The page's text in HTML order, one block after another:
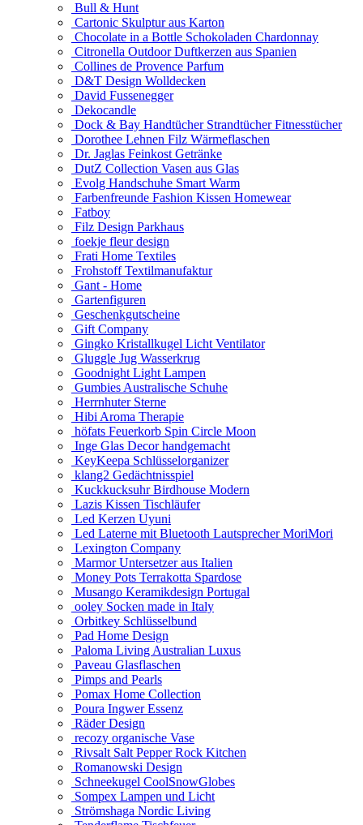
Bull & Hunt
Cartonic Skulptur aus Karton
Chocolate in a Bottle Schokoladen Chardonnay
Citronella Outdoor Duftkerzen aus Spanien
Collines de Provence Parfum
D&T Design Wolldecken
David Fussenegger
Dekocandle
Dock & Bay Handtücher Strandtücher Fitnesstücher
Dorothee Lehnen Filz Wärmeflaschen
Dr. Jaglas Feinkost Getränke
DutZ Collection Vasen aus Glas
Evolg Handschuhe Smart Warm
Farbenfreunde Fashion Kissen Homewear
Fatboy
Filz Design Parkhaus
foekje fleur design
Frati Home Textiles
Frohstoff Textilmanufaktur
Gant - Home
Gartenfiguren
Geschenkgutscheine
Gift Company
Gingko Kristallkugel Licht Ventilator
Gluggle Jug Wasserkrug
Goodnight Light Lampen
Gumbies Australische Schuhe
Herrnhuter Sterne
Hibi Aroma Therapie
höfats Feuerkorb Spin Circle Moon
Inge Glas Decor handgemacht
KeyKeepa Schlüsselorganizer
klang2 Gedächtnisspiel
Kuckkucksuhr Birdhouse Modern
Lazis Kissen Tischläufer
Led Kerzen Uyuni
Led Laterne mit Bluetooth Lautsprecher MoriMori
Lexington Company
Marmor Untersetzer aus Italien
Money Pots Terrakotta Spardose
Musango Keramikdesign Portugal
ooley Socken made in Italy
Orbitkey Schlüsselbund
Pad Home Design
Paloma Living Australian Luxus
Paveau Glasflaschen
Pimps and Pearls
Pomax Home Collection
Poura Ingwer Essenz
Räder Design
recozy organische Vase
Rivsalt Salt Pepper Rock Kitchen
Romanowski Design
Schneekugel CoolSnowGlobes
Sompex Lampen und Licht
Strömshaga Nordic Living